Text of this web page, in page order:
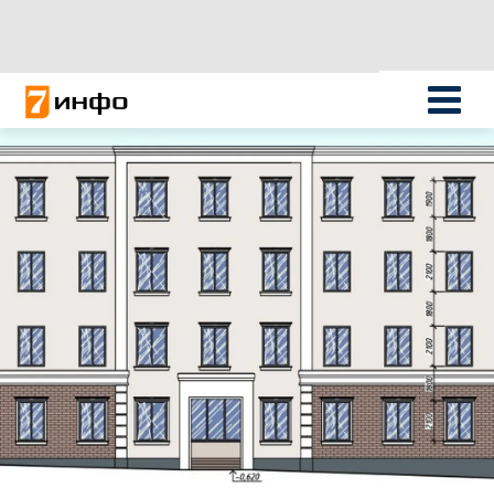
Новости России
Политика
Новости мира
Все материалы 7инфо
О НАС
ПОИСК ПО САЙТУ